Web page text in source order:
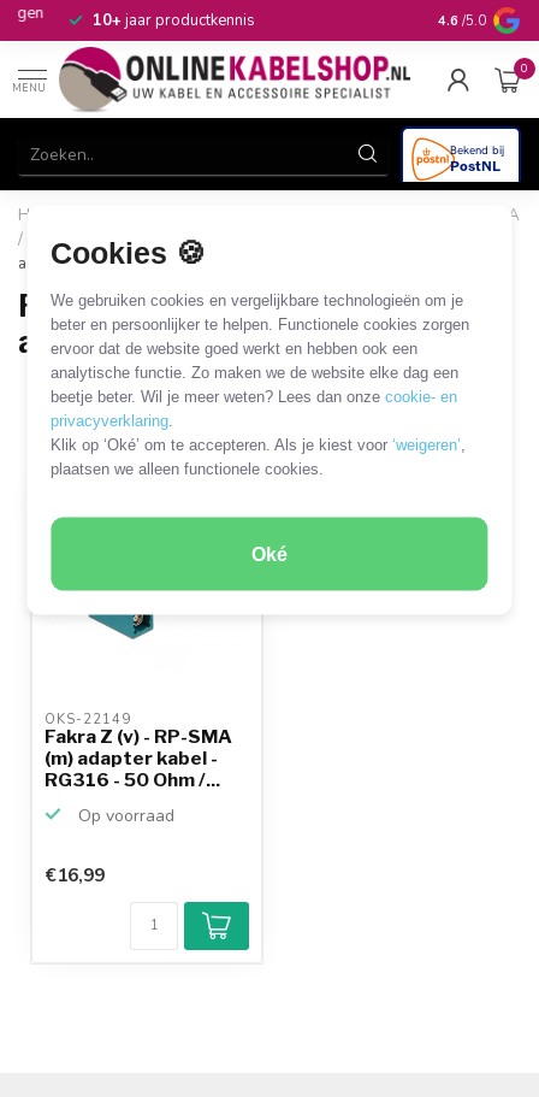
Cookies 🍪
We gebruiken cookies en vergelijkbare technologieën om je
beter en persoonlijker te helpen. Functionele cookies zorgen
ervoor dat de website goed werkt en hebben ook een
analytische functie. Zo maken we de website elke dag een
beetje beter. Wil je meer weten? Lees dan onzecookie- en
privacyverklaring
Klik op ‘Oké’ om te accepteren. Als je kiest voor‘weigeren’
plaatsen we alleen functionele cookies.
Oké
10+jaar productkennis 4.6 /5.0
MENU
0
Home
SMA
/ RP-SMA coaxkabels en adapters
adapters
RP-SMA - Fakra kabels en
adapters
1 PRODUCT
Filters SORTEER OP
OKS-22149
Fakra Z (v) - RP-SMA
(m) adapter kabel -
RG316 - 50 Ohm /...
Op voorraad
€16,99